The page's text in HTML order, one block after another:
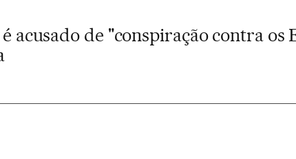
acusado de "conspiração contra os